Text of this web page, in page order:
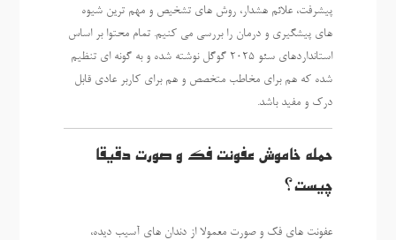
پیشرفت، علائم هشدار، روش های تشخیص و مهم ترین شیوه
های پیشگیری و درمان را بررسی می کنیم. تمام محتوا بر اساس
استانداردهای سئو 2025 گوگل نوشته شده و به گونه ای تنظیم
شده که هم برای مخاطب متخصص و هم برای کاربر عادی قابل
درک و مفید باشد.
حمله خاموش عفونت فک و صورت دقیقا
چیست؟
عفونت های فک و صورت معمولا از دندان های آسیب دیده،